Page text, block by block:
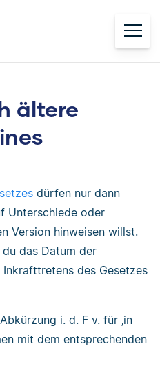
ältere
dürfen nur dann
Unterschiede oder
Version hinweisen willst.
das Datum der
des Gesetzes
i. d. F v. für ‚in
mit dem entsprechenden